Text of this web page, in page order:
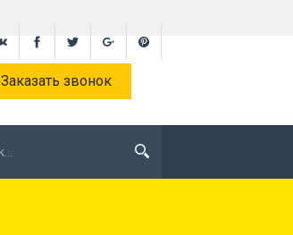
Заказать звонок